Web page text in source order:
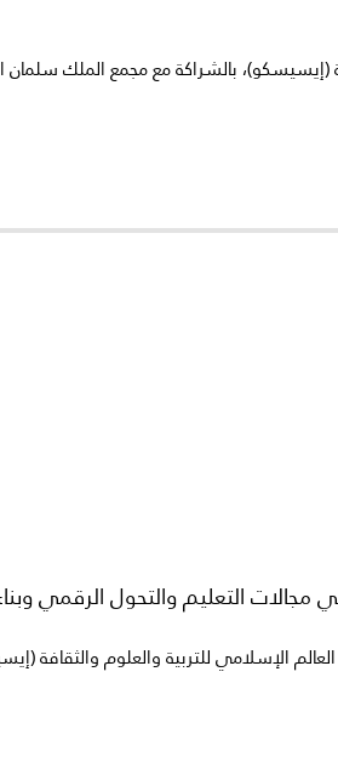
بالشراكة مع مجمع الملك سلمان
التعليم والتحول الرقمي
الإسلامي للتربية والعلوم والثقافة